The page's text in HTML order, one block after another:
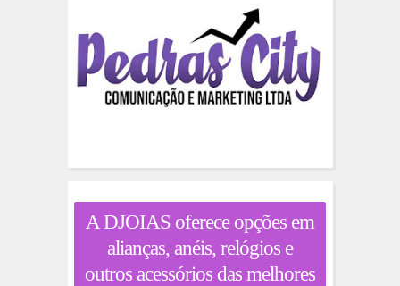
A DJOIAS oferece opções em
alianças, anéis, relógios e
outros acessórios das melhores